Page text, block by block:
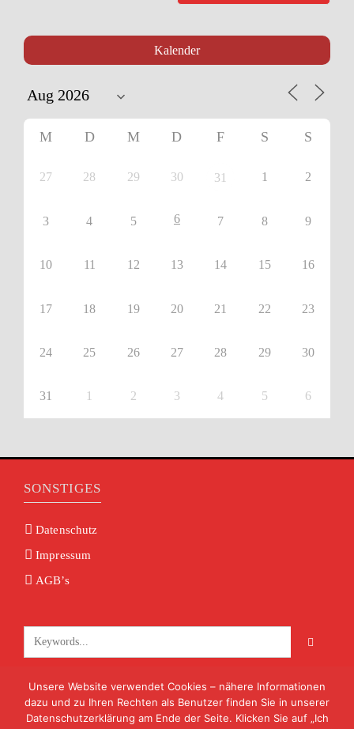
Kalender
M D M D F S S
27 28 29 30 31 1 2
3 4 5 6 7 8 9
10 11 12 13 14 15 16
17 18 19 20 21 22 23
24 25 26 27 28 29 30
31 1 2 3 4 5 6
SONSTIGES
Datenschutz
Impressum
AGB’s
KONTAKT
Unsere Website verwendet Cookies – nähere Informationen
dazu und zu Ihren Rechten als Benutzer finden Sie in unserer
Datenschutzerklärung am Ende der Seite. Klicken Sie auf „Ich